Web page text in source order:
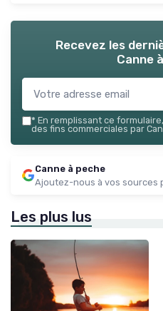
Recevez les
Canne
* En remplissant ce
des fins commerciales par
Canne à peche
Ajoutez-nous à vos sources
Les plus lus